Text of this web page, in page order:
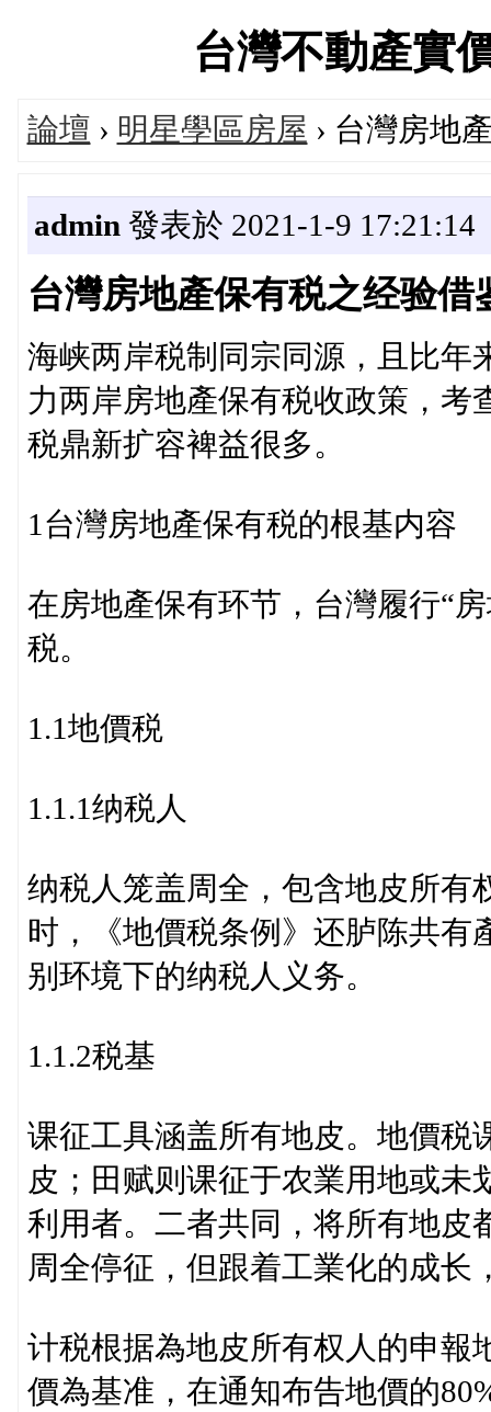
台灣不動產實
論壇 › 明星學區房屋 › 台灣房地
admin 發表於 2021-1-9 17:21:14
台灣房地產保有税之经验借
海峡两岸税制同宗同源，且比年
力两岸房地產保有税收政策，考
税鼎新扩容裨益很多。
1台灣房地產保有税的根基内容
在房地產保有环节，台灣履行“
税。
1.1地價税
1.1.1纳税人
纳税人笼盖周全，包含地皮所有
时，《地價税条例》还胪陈共有
别环境下的纳税人义务。
1.1.2税基
课征工具涵盖所有地皮。地價税
皮；田赋则课征于农業用地或
利用者。二者共同，将所有地皮
周全停征，但跟着工業化的成长
计税根据為地皮所有权人的申報
價為基准，在通知布告地價的